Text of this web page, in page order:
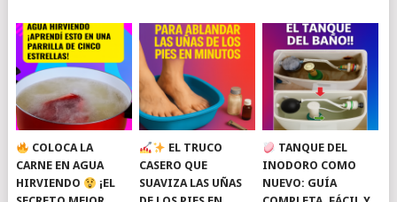
COLOCA LA
CARNE EN AGUA
HIRVIENDO
¡EL
EL TRUCO
CASERO QUE
SUAVIZA LAS UÑAS
TANQUE DEL
INODORO COMO
NUEVO: GUÍA